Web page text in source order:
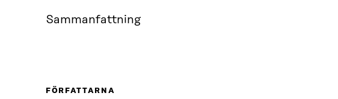
Sammanfattning
FÖRFATTARNA